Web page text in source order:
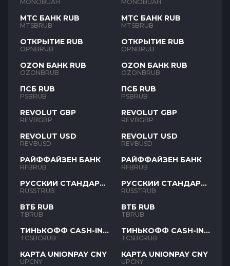
MONOBUAH
МТС БАНК RUB
MTSBRUB
ОТКРЫТИЕ RUB
OPNBRUB
OZON БАНК RUB
OZONBRUB
ПСБ RUB
PSBRUB
REVOLUT GBP
REVBGBP
REVOLUT USD
REVBUSD
РАЙФФАЙЗЕН БАНК
RFBRUB
РУССКИЙ СТАНДАРТ
RUB
RUSSTRUB
ВТБ RUB
TBRUB
ТИНЬКОФФ CASH-IN
RUB
TCSBCRUB
КАРТА UNIONPAY CNY
UPCNY
MONOBUAH
МТС БАНК RUB
MTSBRUB
ОТКРЫТИЕ RUB
OPNBRUB
OZON БАНК RUB
OZONBRUB
ПСБ RUB
PSBRUB
REVOLUT GBP
REVBGBP
REVOLUT USD
REVBUSD
РАЙФФАЙЗЕН БАНК
RFBRUB
РУССКИЙ СТАНДАРТ
RUB
RUSSTRUB
ВТБ RUB
TBRUB
ТИНЬКОФФ CASH-IN
RUB
TCSBCRUB
КАРТА UNIONPAY CNY
UPCNY